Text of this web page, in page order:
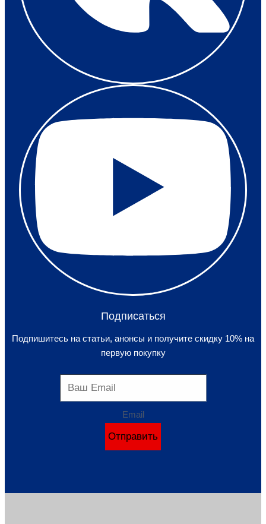
Подписаться
Подпишитесь на статьи, анонсы и получите скидку 10% на
первую покупку
Email
Отправить